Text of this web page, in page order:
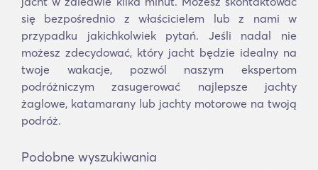
się bezpośrednio z właścicielem lub z nami w
przypadku jakichkolwiek pytań. Jeśli nadal nie
możesz zdecydować, który jacht będzie idealny na
twoje wakacje, pozwól naszym ekspertom
podróżniczym zasugerować najlepsze jachty
żaglowe, katamarany lub jachty motorowe na twoją
podróż.
Podobne wyszukiwania